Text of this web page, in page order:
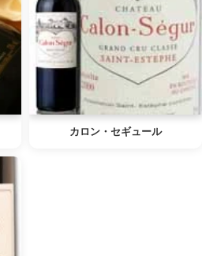
カロン・セギュール